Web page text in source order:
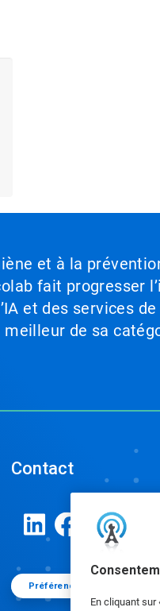
En cliquant sur
et à la
fait progresser
et des services
de sa
Contact
Préférences de cookies